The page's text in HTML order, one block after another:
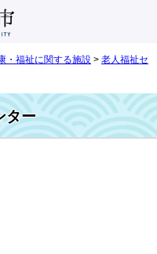
・福祉に関する施設 > 老人福祉セ
ター